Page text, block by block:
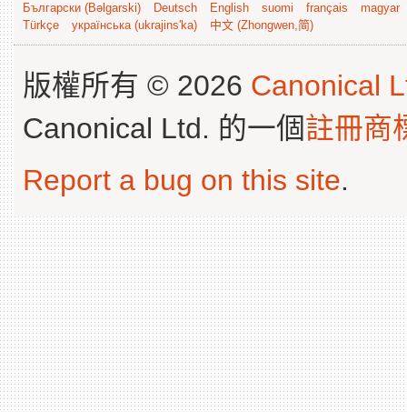
Български (Bəlgarski) Deutsch English suomi français
magyar
Türkçe
українська (ukrajins'ka) 中文 (Zhongwen,简)
版權所有 © 2026 Canonical
Canonical Ltd. 的一個註冊商
Report a bug on this site.